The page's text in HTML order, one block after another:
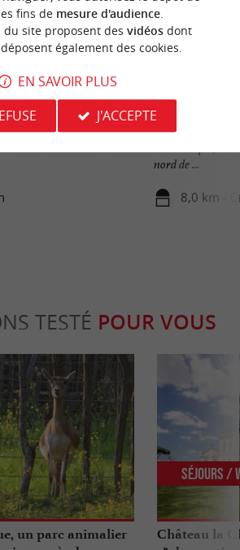
anglaise, est un
Château Malleret
Le Château
nord de ...
8,0 km -
TESTÉ POUR VOUS
un parc animalier
Château la
Séjours /
fins de mesure d'audience.
du site proposent des vidéosdont
également des cookies.
EN SAVOIR PLUS
J'ACCEPTE